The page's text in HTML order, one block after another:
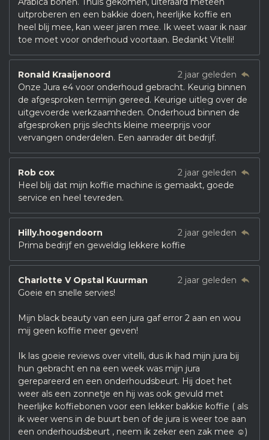
uitproberen en een bakkie doen, heerlijke koffie en
heel blij mee, kan weer jaren mee. Ik weet waar ik naar
toe moet voor onderhoud voortaan. Bedankt Vitelli!
Ronald Kraaijenoord
2 jaar geleden
Onze Jura e4 voor onderhoud gebracht. Keurig binnen
de afgesproken termijn gereed. Keurige uitleg over de
uitgevoerde werkzaamheden. Onderhoud binnen de
afgesproken prijs slechts kleine meerprijs voor
vervangen onderdelen. Een aanrader dit bedrijf.
Rob cox
2 jaar geleden
Heel blij dat mijn koffie machine is gemaakt, goede
service en heel tevreden.
Hilly.hoogendoorn
2 jaar geleden
Prima bedrijf en geweldig lekkere koffie
Charlotte V Opstal Kuurman
2 jaar geleden
Goeie en snelle servies!
Mijn black beauty van een jura gaf error 2 aan en wou
mij geen koffie meer geven!
Ik las goeie reviews over vitelli, dus ik had mijn jura bij
hun gebracht en na een week was mijn jura
gerepareerd en een onderhoudsbeurt. Hij doet het
weer als een zonnetje en hij was ook gevuld met
heerlijke koffiebonen voor een lekker bakkie koffie ( als
ik weer wens in de buurt ben of de jura is weer toe aan
een onderhoudsbeurt , neem ik zeker een zak mee ☺️)